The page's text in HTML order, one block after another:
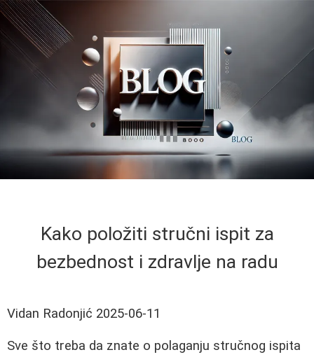
Kako položiti stručni ispit za
bezbednost i zdravlje na radu
Vidan Radonjić 2025-06-11
Sve što treba da znate o polaganju stručnog ispita